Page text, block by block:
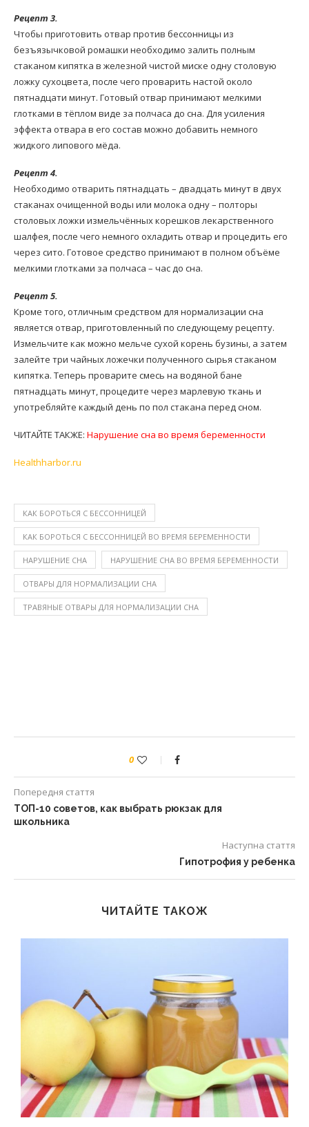
Рецепт 3.
Чтобы приготовить отвар против бессонницы из
безъязычковой ромашки необходимо залить полным
стаканом кипятка в железной чистой миске одну столовую
ложку сухоцвета, после чего проварить настой около
пятнадцати минут. Готовый отвар принимают мелкими
глотками в тёплом виде за полчаса до сна. Для усиления
эффекта отвара в его состав можно добавить немного
жидкого липового мёда.
Рецепт 4.
Необходимо отварить пятнадцать – двадцать минут в двух
стаканах очищенной воды или молока одну – полторы
столовых ложки измельчённых корешков лекарственного
шалфея, после чего немного охладить отвар и процедить его
через сито. Готовое средство принимают в полном объёме
мелкими глотками за полчаса – час до сна.
Рецепт 5.
Кроме того, отличным средством для нормализации сна
является отвар, приготовленный по следующему рецепту.
Измельчите как можно мельче сухой корень бузины, а затем
залейте три чайных ложечки полученного сырья стаканом
кипятка. Теперь проварите смесь на водяной бане
пятнадцать минут, процедите через марлевую ткань и
употребляйте каждый день по пол стакана перед сном.
ЧИТАЙТЕ ТАКЖЕ: Нарушение сна во время беременности
Нealthharbor.ru
КАК БОРОТЬСЯ С БЕССОННИЦЕЙ
КАК БОРОТЬСЯ С БЕССОННИЦЕЙ ВО ВРЕМЯ БЕРЕМЕННОСТИ
НАРУШЕНИЕ СНА НАРУШЕНИЕ СНА ВО ВРЕМЯ БЕРЕМЕННОСТИ
ОТВАРЫ ДЛЯ НОРМАЛИЗАЦИИ СНА
ТРАВЯНЫЕ ОТВАРЫ ДЛЯ НОРМАЛИЗАЦИИ СНА
0
Попередня стаття
ТОП-10 советов, как выбрать рюкзак для
школьника
Наступна стаття
Гипотрофия у ребенка
ЧИТАЙТЕ ТАКОЖ